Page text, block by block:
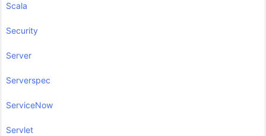
Scala
Security
Server
Serverspec
ServiceNow
Servlet